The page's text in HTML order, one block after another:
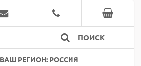
ПОИСК
ВАШ РЕГИОН: РОССИЯ